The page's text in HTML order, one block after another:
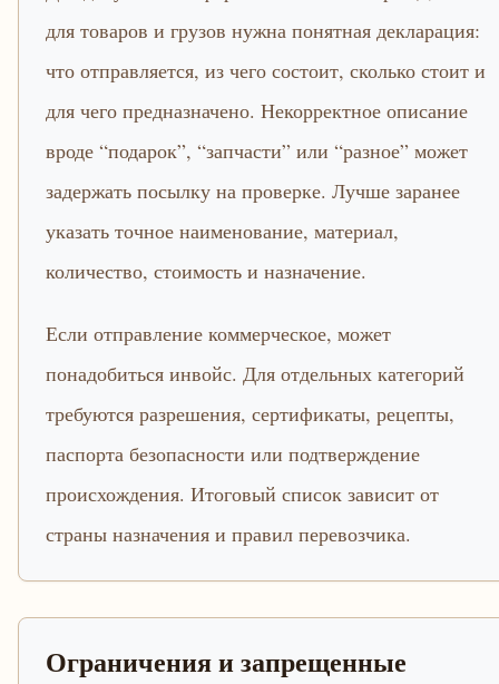
для товаров и грузов нужна понятная декларация:
что отправляется, из чего состоит, сколько стоит и
для чего предназначено. Некорректное описание
вроде “подарок”, “запчасти” или “разное” может
задержать посылку на проверке. Лучше заранее
указать точное наименование, материал,
количество, стоимость и назначение.
Если отправление коммерческое, может
понадобиться инвойс. Для отдельных категорий
требуются разрешения, сертификаты, рецепты,
паспорта безопасности или подтверждение
происхождения. Итоговый список зависит от
страны назначения и правил перевозчика.
Ограничения и запрещенные